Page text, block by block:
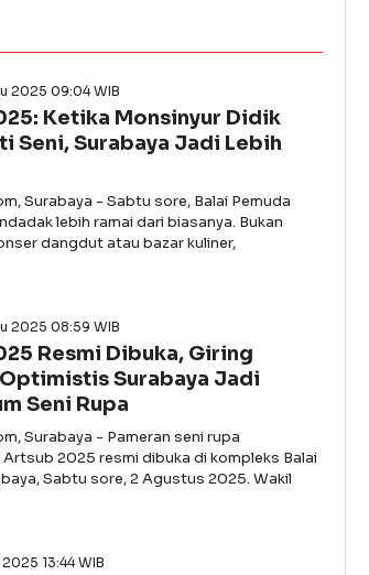
2025 09:04 WIB
Ketika Monsinyur Didik
Seni, Surabaya Jadi Lebih
Surabaya - Sabtu sore, Balai Pemuda
lebih ramai dari biasanya. Bukan
dangdut atau bazar kuliner,
2025 08:59 WIB
Resmi Dibuka, Giring
Surabaya Jadi
Seni Rupa
Surabaya - Pameran seni rupa
2025 resmi dibuka di kompleks Balai
Sabtu sore, 2 Agustus 2025. Wakil
13:44 WIB